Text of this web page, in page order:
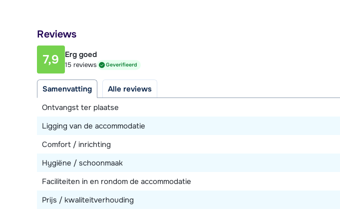
Reviews
7,9 Erg goed
15 reviews Geverifieerd
Samenvatting
Alle reviews
Ontvangst ter plaatse
Ligging van de accommodatie
Comfort / inrichting
Hygiëne / schoonmaak
Faciliteiten in en rondom de accommodatie
Prijs / kwaliteitverhouding